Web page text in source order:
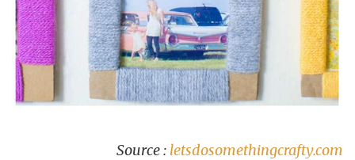
Source : letsdosomethingcrafty.com